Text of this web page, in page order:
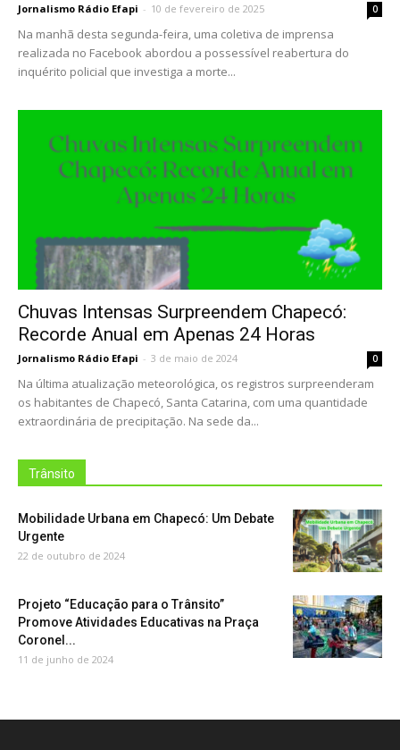
Jornalismo Rádio Efapi - 10 de fevereiro de 2025 0
Na manhã desta segunda-feira, uma coletiva de imprensa
realizada no Facebook abordou a possessível reabertura do
inquérito policial que investiga a morte...
Chuvas Intensas Surpreendem Chapecó:
Recorde Anual em Apenas 24 Horas
Jornalismo Rádio Efapi - 3 de maio de 2024 0
Na última atualização meteorológica, os registros surpreenderam
os habitantes de Chapecó, Santa Catarina, com uma quantidade
extraordinária de precipitação. Na sede da...
Trânsito
Mobilidade Urbana em Chapecó: Um Debate
Urgente
22 de outubro de 2024
Projeto “Educação para o Trânsito”
Promove Atividades Educativas na Praça
Coronel...
11 de junho de 2024